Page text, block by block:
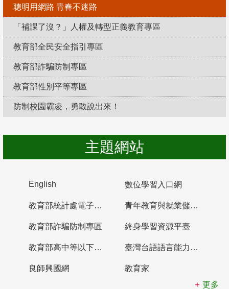
聰明用網路 青春不迷路
「補課了沒？」人權及轉型正義教育專區
教育部全民安全指引專區
教育部詐騙防制專區
教育部性別平等專區
防制校園霸凌，勇敢說出來！
主題網站
English 數位學習入口網
教育部統計處電子書櫃 青年教育與就業儲蓄帳戶
教育部詐騙防制專區 終身學習資源平臺
教育部高中等以下學校及幼兒園教師資格檢定考試 臺灣台語語言能力認證網站
良師興國網
教育家
更多